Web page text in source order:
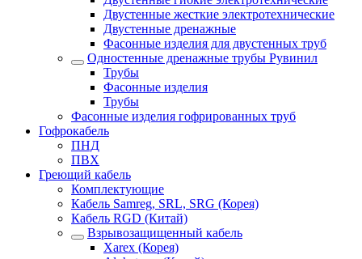
Двустенные жесткие электротехнические
Двустенные дренажные
Фасонные изделия для двустенных труб
Одностенные дренажные трубы Рувинил
Трубы
Фасонные изделия
Трубы
Фасонные изделия гофрированных труб
Гофрокабель
ПНД
ПВХ
Греющий кабель
Комплектующие
Кабель Samreg, SRL, SRG (Корея)
Кабель RGD (Китай)
Взрывозащищенный кабель
Xarex (Корея)